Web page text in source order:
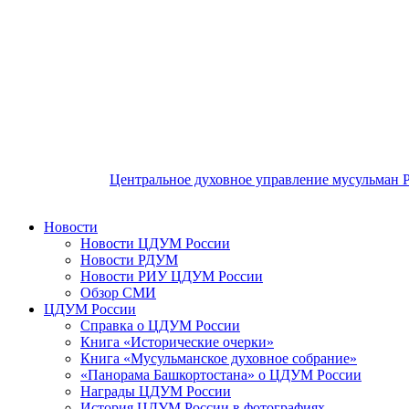
Центральное духовное управление мусульман
Новости
Новости ЦДУМ России
Новости РДУМ
Новости РИУ ЦДУМ России
Обзор СМИ
ЦДУМ России
Справка о ЦДУМ России
Книга «Исторические очерки»
Книга «Мусульманское духовное собрание»
«Панорама Башкортостана» о ЦДУМ России
Награды ЦДУМ России